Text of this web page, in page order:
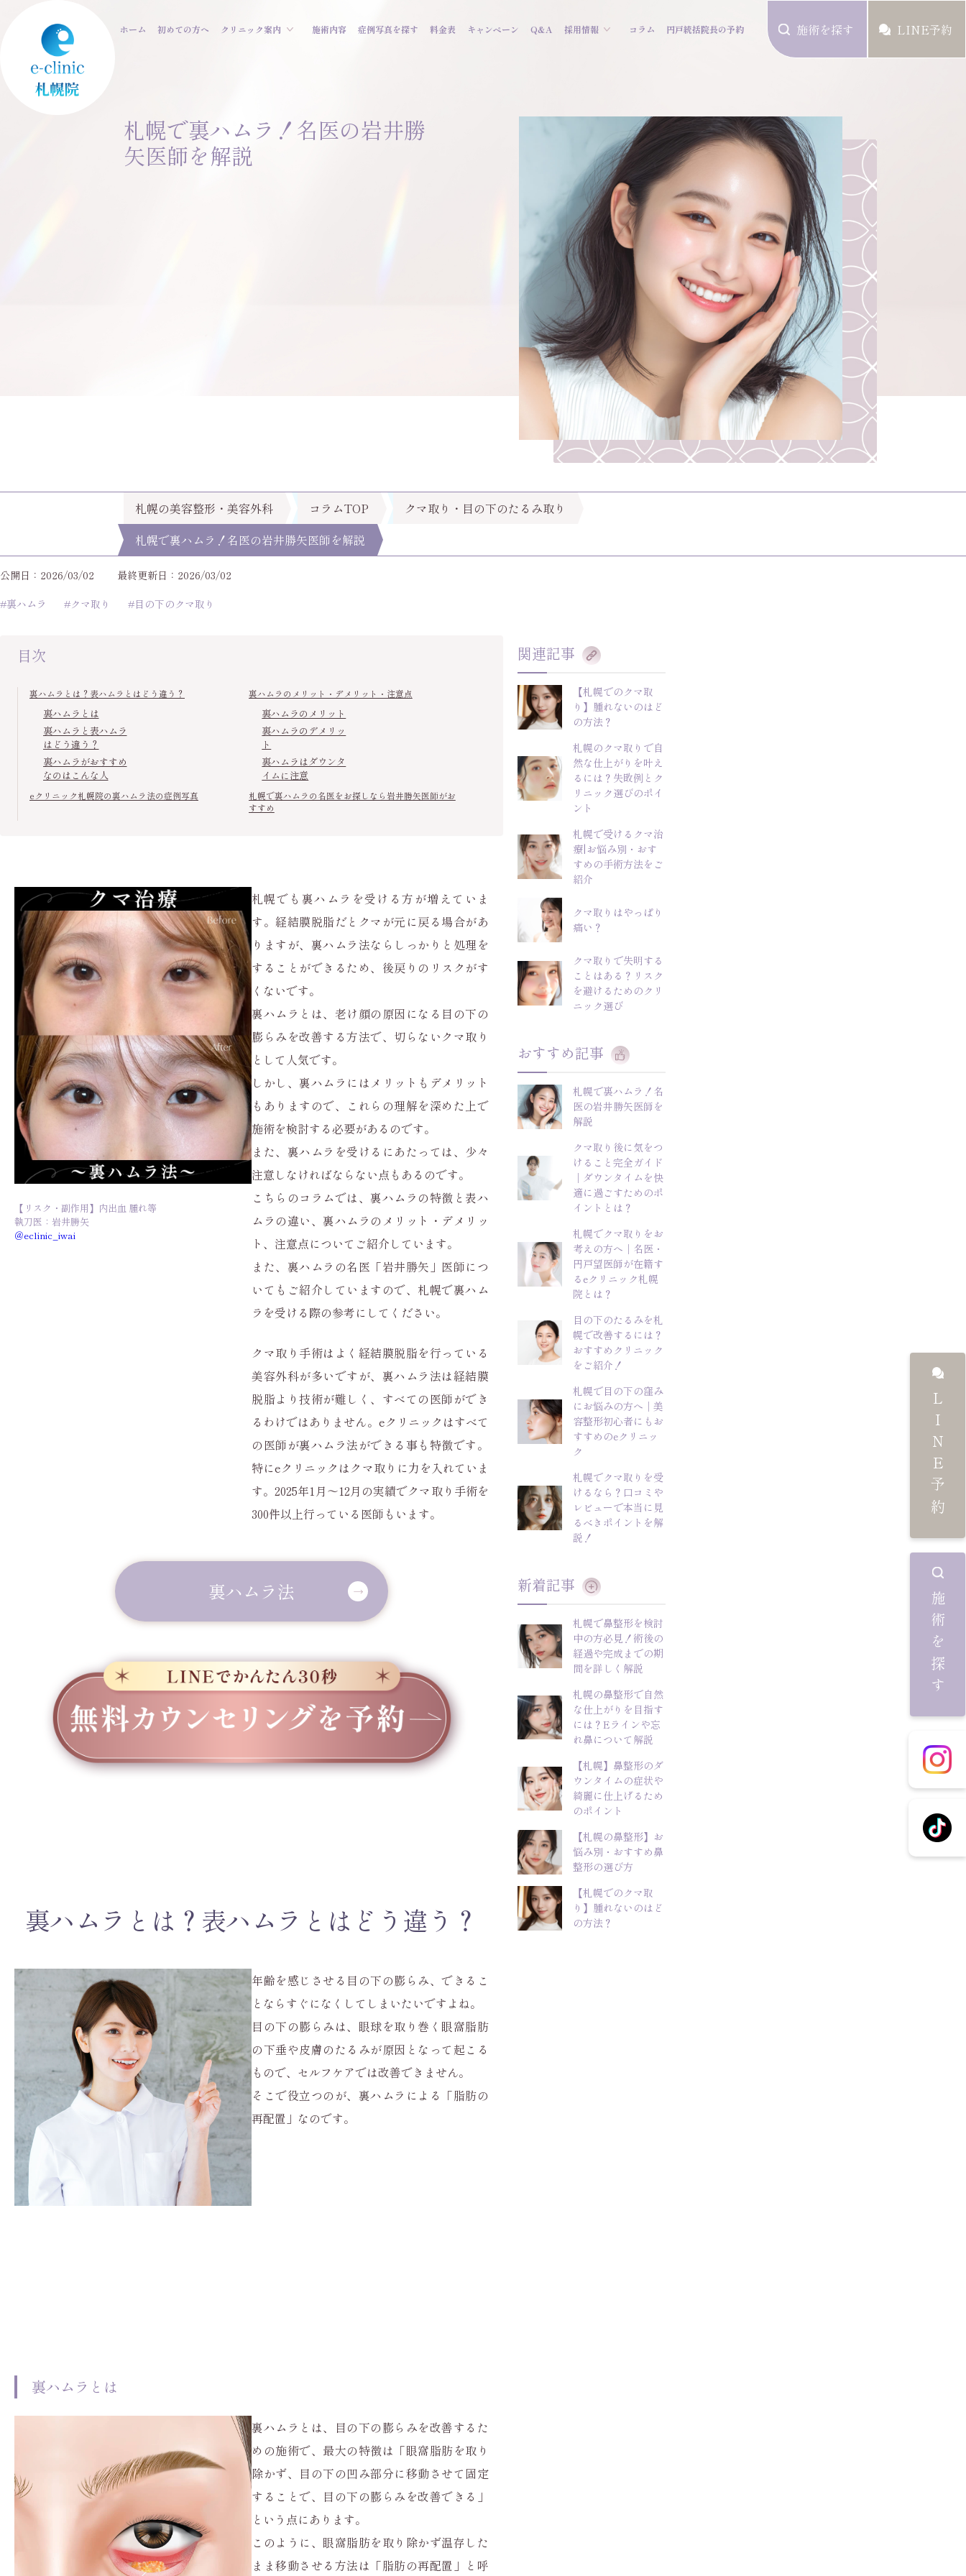
ホーム 初めての方へ クリニック案内 施術内容 症例写真を探す 料金表 キャンペーン Q&A 採用情報 コラム 円戸統括院長の予約 施術を探す LINE予約
札幌で裏ハムラ！名医の岩井勝
矢医師を解説
札幌の美容整形・美容外科 コラムTOP
クマ取り・目の下のたるみ取り
札幌で裏ハムラ！名医の岩井勝矢医師を解説
公開日：2026/03/02
最終更新日：2026/03/02
#裏ハムラ
#クマ取り #目の下のクマ取り
目次
裏ハムラとは？表ハムラとはどう違う？
裏ハムラとは
裏ハムラと表ハムラ
はどう違う？
裏ハムラがおすすめ
なのはこんな人
裏ハムラのメリット・デメリット・注意点
裏ハムラのメリット
裏ハムラのデメリッ
ト
裏ハムラはダウンタ
イムに注意
eクリニック札幌院の裏ハムラ法の症例写真
札幌で裏ハムラの名医をお探しなら岩井勝矢医師がお
すすめ
【リスク・副作用】内出血 腫れ等
執刀医：岩井勝矢
＠eclinic_iwai
札幌でも裏ハムラを受ける方が増えていま
す。経結膜脱脂だとクマが元に戻る場合があ
りますが、裏ハムラ法ならしっかりと処理を
することができるため、後戻りのリスクがす
くないです。
裏ハムラとは、老け顔の原因になる目の下の
膨らみを改善する方法で、切らないクマ取り
として人気です。
しかし、裏ハムラにはメリットもデメリット
もありますので、これらの理解を深めた上で
施術を検討する必要があるのです。
また、裏ハムラを受けるにあたっては、少々
注意しなければならない点もあるのです。
こちらのコラムでは、裏ハムラの特徴と表ハ
ムラの違い、裏ハムラのメリット・デメリッ
ト、注意点についてご紹介しています。
また、裏ハムラの名医「岩井勝矢」医師につ
いてもご紹介していますので、札幌で裏ハム
ラを受ける際の参考にしてください。
クマ取り手術はよく経結膜脱脂を行っている
美容外科が多いですが、裏ハムラ法は経結膜
脱脂より技術が難しく、すべての医師ができ
るわけではありません。eクリニックはすべて
の医師が裏ハムラ法ができる事も特徴です。
特にeクリニックはクマ取りに力を入れていま
す。2025年1月～12月の実績でクマ取り手術を
300件以上行っている医師もいます。
裏ハムラ法
裏ハムラとは？表ハムラとはどう違う？
年齢を感じさせる目の下の膨らみ、できるこ
とならすぐになくしてしまいたいですよね。
目の下の膨らみは、眼球を取り巻く眼窩脂肪
の下垂や皮膚のたるみが原因となって起こる
もので、セルフケアでは改善できません。
そこで役立つのが、裏ハムラによる「脂肪の
再配置」なのです。
裏ハムラとは
裏ハムラとは、目の下の膨らみを改善するた
めの施術で、最大の特徴は「眼窩脂肪を取り
除かず、目の下の凹み部分に移動させて固定
することで、目の下の膨らみを改善できる」
という点にあります。
このように、眼窩脂肪を取り除かず温存した
まま移動させる方法は「脂肪の再配置」と呼
関連記事
【札幌でのクマ取
り】腫れないのはど
の方法？
札幌のクマ取りで自
然な仕上がりを叶え
るには？失敗例とク
リニック選びのポイ
ント
札幌で受けるクマ治
療|お悩み別・おす
すめの手術方法をご
紹介
クマ取りはやっぱり
痛い？
クマ取りで失明する
ことはある？リスク
を避けるためのクリ
ニック選び
おすすめ記事
札幌で裏ハムラ！名
医の岩井勝矢医師を
解説
クマ取り後に気をつ
けること完全ガイド
｜ダウンタイムを快
適に過ごすためのポ
イントとは？
札幌でクマ取りをお
考えの方へ｜名医・
円戸望医師が在籍す
るeクリニック札幌
院とは？
目の下のたるみを札
幌で改善するには？
おすすめクリニック
をご紹介！
札幌で目の下の窪み
にお悩みの方へ｜美
容整形初心者にもお
すすめのeクリニッ
ク
札幌でクマ取りを受
けるなら？口コミや
レビューで本当に見
るべきポイントを解
説！
新着記事
札幌で鼻整形を検討
中の方必見！術後の
経過や完成までの期
間を詳しく解説
札幌の鼻整形で自然
な仕上がりを目指す
には？Eラインや忘
れ鼻について解説
【札幌】鼻整形のダ
ウンタイムの症状や
綺麗に仕上げるため
のポイント
【札幌の鼻整形】お
悩み別・おすすめ鼻
整形の選び方
【札幌でのクマ取
り】腫れないのはど
の方法？
LINE予約
施術を探す